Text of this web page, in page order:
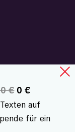
€0 €
auf
für ein